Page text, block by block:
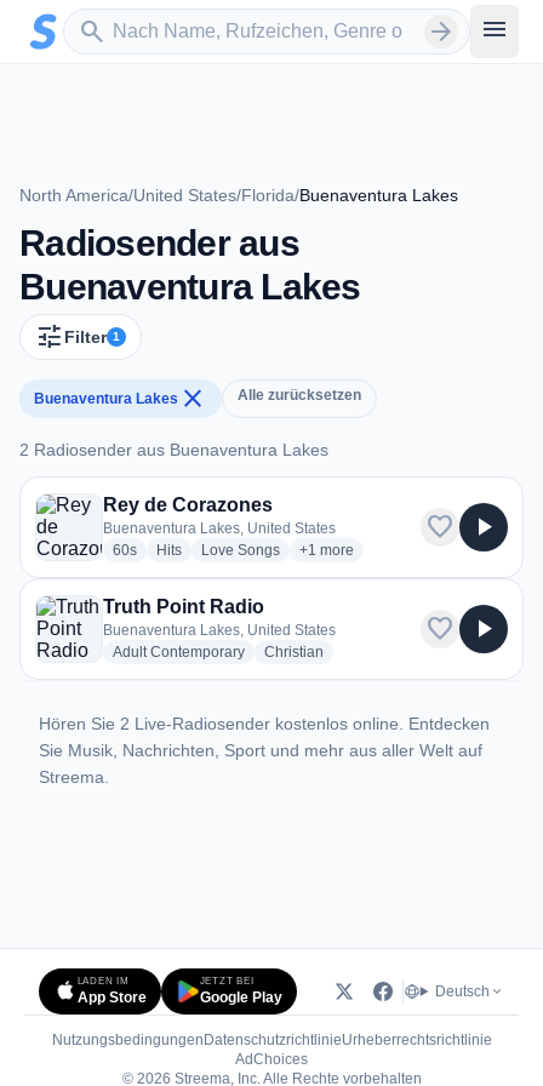
Zum Hauptinhalt springen
search
Sender suchen arrow_forward menu
North America/United States/Florida/Buenaventura Lakes
Radiosender aus
Buenaventura Lakes
tune Filter 1
Buenaventura Lakes close Alle zurücksetzen
2 Radiosender aus Buenaventura Lakes
2 Radiosender aus Buenaventura Lakes
Rey de Corazones
Buenaventura Lakes, United States
60sradio stations
Hitsradio stations
Love Songsradio stations
+1 more genres for Rey de
more
favorite play_arrow
Truth Point Radio
Buenaventura Lakes, United States
Adult Contemporaryradio stations
Christian
favorite play_arrow
Hören Sie 2 Live-Radiosender kostenlos online. Entdecken
Sie Musik, Nachrichten, Sport und mehr aus aller Welt auf
Streema.
LADEN IM
App Store
JETZT BEI
Google Play Deutsch
Nutzungsbedingungen DatenschutzrichtlinieUrheberrechtsrichtlinie
AdChoices(öffnet in neuem Tab)
© 2026 Streema, Inc. Alle Rechte vorbehalten